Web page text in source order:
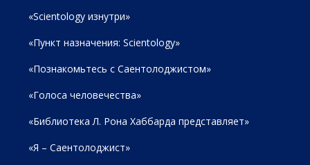
«Scientology изнутри»
«Пункт назначения: Scientology»
«Познакомьтесь с Саентолоджистом»
«Голоса человечества»
«Библиотека Л. Рона Хаббарда представляет»
«Я – Саентолоджист»